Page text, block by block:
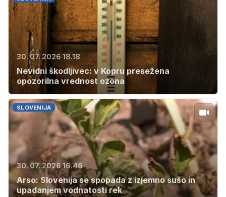
30. 07. 2026 18.18
Nevidni škodljivec: v Kopru presežena
opozorilna vrednost ozona
SLOVENIJA
30. 07. 2026 16.46
Arso: Slovenija se spopada z izjemno sušo in
upadanjem vodnatosti rek